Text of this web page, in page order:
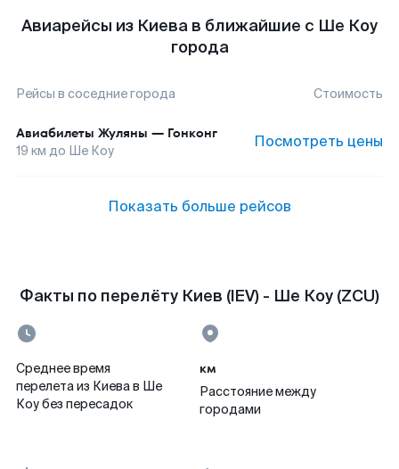
Авиарейсы из Киева в ближайшие с Ше Коу
города
Рейсы в соседние города Стоимость
Авиабилеты Жуляны — Гонконг
19 км до Ше Коу Посмотреть цены
Показать больше рейсов
Факты по перелёту Киев (IEV) - Ше Коу (ZCU)
Среднее время
перелета из Киева в Ше
Коу без пересадок
км
Расстояние между
городами